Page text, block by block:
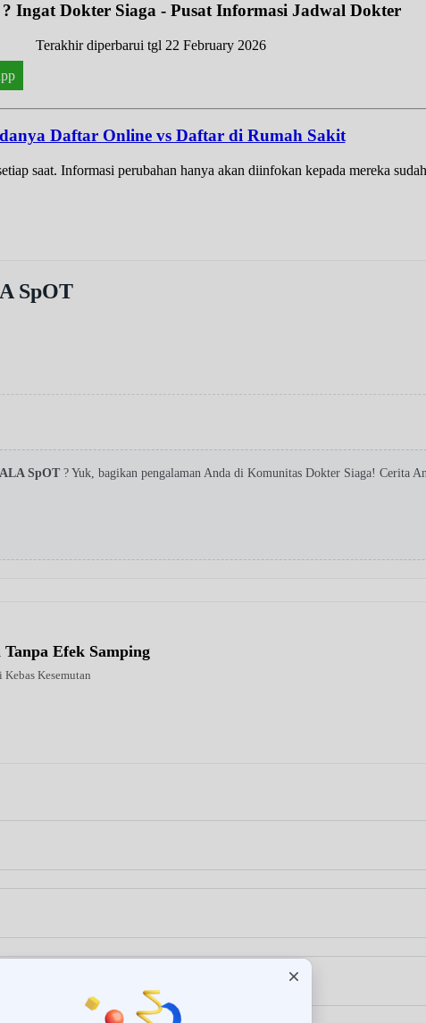
Ingat Dokter Siaga - Pusat Informasi Jadwal Dokter
Terakhir diperbarui tgl 22 February 2026
Daftar Online vs Daftar di Rumah Sakit
saat. Informasi perubahan hanya akan diinfokan kepada mereka
SpOT
SpOT ? Yuk, bagikan pengalaman Anda di Komunitas Dokter Siaga! Cerita
Efek Samping
Kesemutan